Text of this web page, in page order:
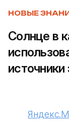
НОВЫЕ
Солнце в
источники